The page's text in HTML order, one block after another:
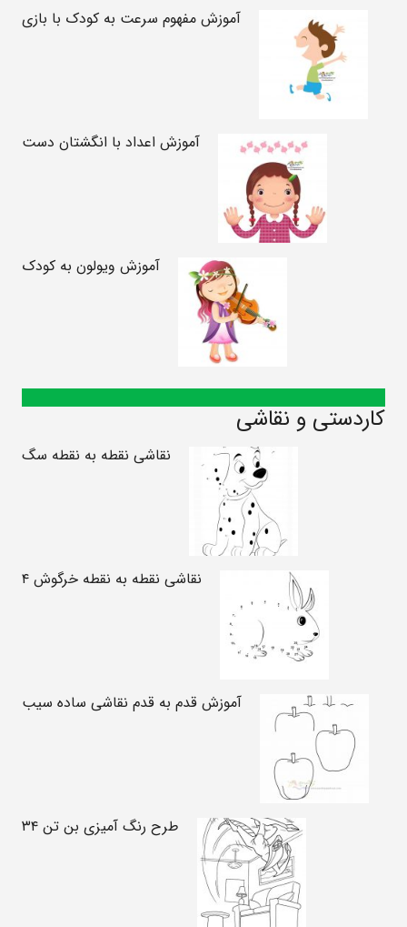
آموزش مفهوم سرعت به کودک با بازی
آموزش اعداد با انگشتان دست
آموزش ویولون به کودک
کاردستی و نقاشی
نقاشی نقطه به نقطه سگ
نقاشی نقطه به نقطه خرگوش ۴
آموزش قدم به قدم نقاشی ساده سیب
طرح رنگ آمیزی بن تن ۳۴